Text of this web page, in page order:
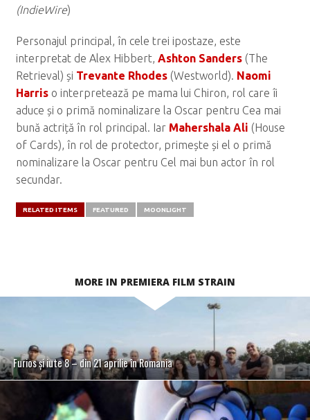
(IndieWire)
Personajul principal, în cele trei ipostaze, este
interpretat de Alex Hibbert, Ashton Sanders(The
Retrieval) și Trevante Rhodes(Westworld). Naomi
Harriso interpretează pe mama lui Chiron, rol care îi
aduce și o primă nominalizare la Oscar pentru Cea mai
bună actriță în rol principal. Iar Mahershala Ali (House
of Cards), în rol de protector, primește și el o primă
nominalizare la Oscar pentru Cel mai bun actor în rol
secundar.
RELATED ITEMS FEATURED MOONLIGHT
MORE IN PREMIERA FILM STRAIN
Furios și iute 8 – din 21 aprilie în Romania